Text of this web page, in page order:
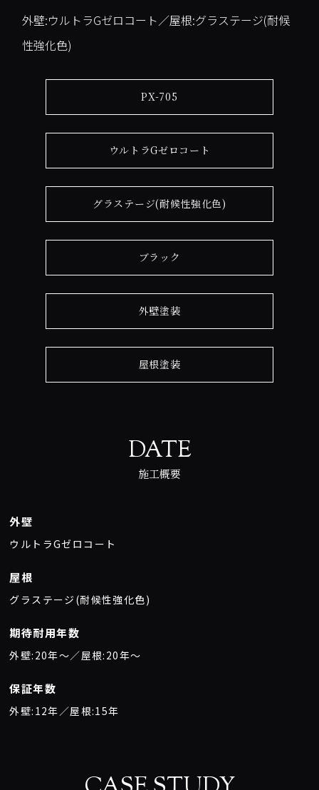
外壁:ウルトラGゼロコート／屋根:グラステージ(耐候
性強化色)
PX-705
ウルトラGゼロコート
グラステージ(耐候性強化色)
ブラック
外壁塗装
屋根塗装
DATE
施工概要
外壁
ウルトラGゼロコート
屋根
グラステージ(耐候性強化色)
期待耐用年数
外壁:20年〜／屋根:20年〜
保証年数
外壁:12年／屋根:15年